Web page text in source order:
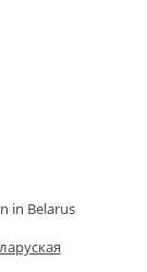
in Belarus